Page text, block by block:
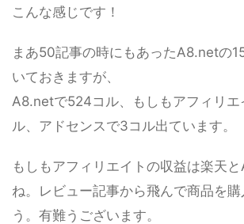
こんな感じです！
まあ50記事の時にもあったA8.netの
いておきますが、
A8.netで524コル、もしもアフィリエ
ル、アドセンスで3コル出ています。
もしもアフィリエイトの収益は楽天
ね。レビュー記事から飛んで商品を購
う。有難うございます。